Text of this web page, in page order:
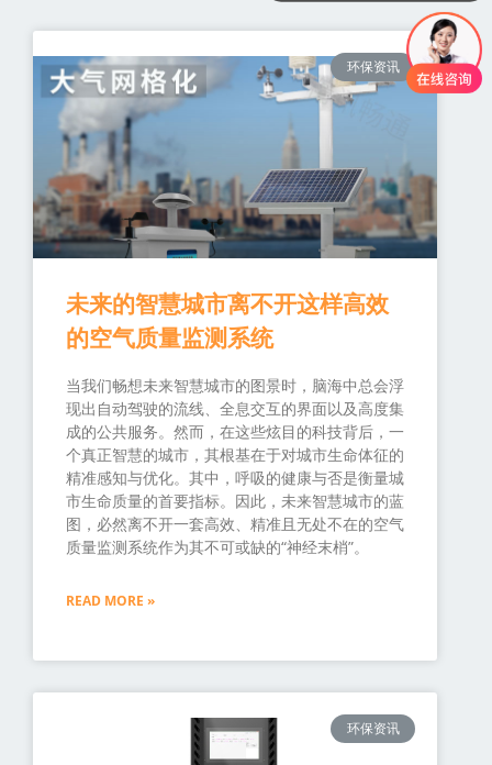
环保资讯
未来的智慧城市离不开这样高效
的空气质量监测系统
当我们畅想未来智慧城市的图景时，脑海中总会浮
现出自动驾驶的流线、全息交互的界面以及高度集
成的公共服务。然而，在这些炫目的科技背后，一
个真正智慧的城市，其根基在于对城市生命体征的
精准感知与优化。其中，呼吸的健康与否是衡量城
市生命质量的首要指标。因此，未来智慧城市的蓝
图，必然离不开一套高效、精准且无处不在的空气
质量监测系统作为其不可或缺的“神经末梢”。
READ MORE »
环保资讯
你们是怎么收费的呢